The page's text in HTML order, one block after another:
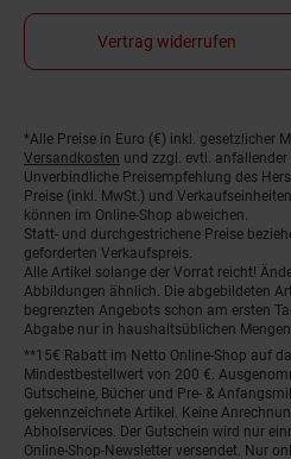
Vertrag widerrufen
Fußnoten
*Alle Preise in Euro (€) inkl. gesetzlicher
Versandkosten und zzgl. evtl.
Unverbindliche Preisempfehlung des
Preise (inkl. MwSt.) und
können im Online-Shop abweichen.
Statt- und durchgestrichene Preise
geforderten Verkaufspreis.
Alle Artikel solange der Vorrat reicht!
Abbildungen ähnlich. Die abgebildeten
begrenzten Angebots schon am ersten
Abgabe nur in haushaltsüblichen
**15€ Rabatt im Netto Online-Shop auf
Mindestbestellwert von 200 €.
Gutscheine, Bücher und Pre- &
gekennzeichnete Artikel. Keine
Abholservices. Der Gutschein wird nur
Online-Shop-Newsletter versendet. Nur